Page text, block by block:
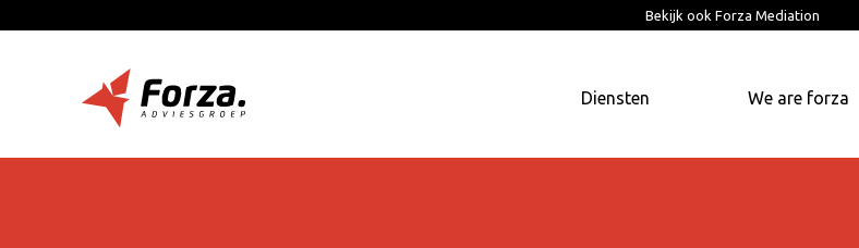
Bekijk ook Forza Mediation
Diensten We are forza